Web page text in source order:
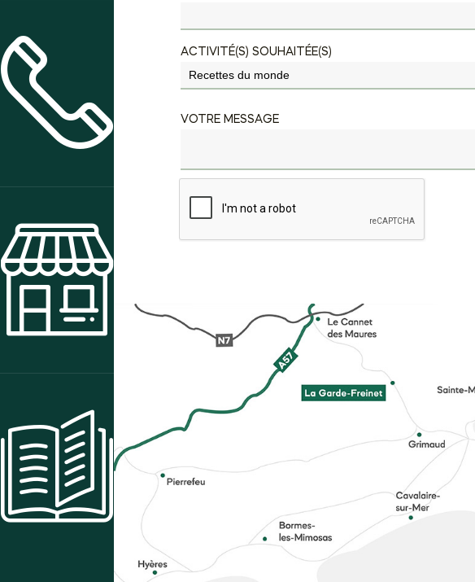
CONTACT & ACCÈS
CENTRE DE RESSOURCES
ACTIVITÉ(S) SOUHAITÉE(S)
VOTRE MESSAGE